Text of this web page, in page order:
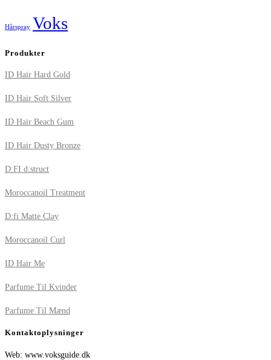
Hårspray Voks
Produkter
ID Hair Hard Gold
ID Hair Soft Silver
ID Hair Beach Gum
ID Hair Dusty Bronze
D:FI d:struct
Moroccanoil Treatment
D:fi Matte Clay
Moroccanoil Curl
ID Hair Me
Parfume Til Kvinder
Parfume Til Mænd
Kontaktoplysninger
Web: www.voksguide.dk